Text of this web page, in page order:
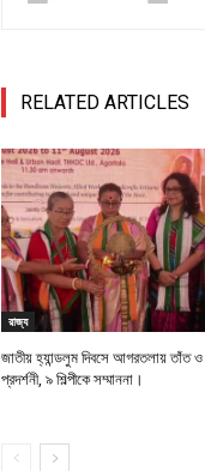
RELATED ARTICLES
রাজ্য
জাতীয় হ্যান্ডলুম দিবসে আগরতলায় তাঁত ও
প্রদর্শনী, ৯ শিল্পীকে সম্মাননা।